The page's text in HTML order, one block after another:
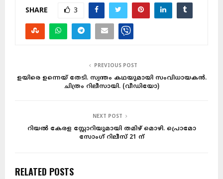
SHARE 3
PREVIOUS POST
ഉയിരെ ഉന്നെയ് തേടി. സ്വന്തം കഥയുമായി സംവിധായകൻ.
ചിത്രം റിലീസായി. (വീഡിയോ)
NEXT POST
റിയൽ കേരള സ്റ്റോറിയുമായി തമിഴ് മൊഴി. പ്രൊമോ
സോംഗ് റിലീസ് 21 ന്
RELATED POSTS